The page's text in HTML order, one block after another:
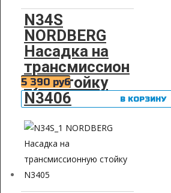
N34S
NORDBERG
Насадка на
трансмиссион
ную стойку
N3406
5 390 руб
В КОРЗИНУ